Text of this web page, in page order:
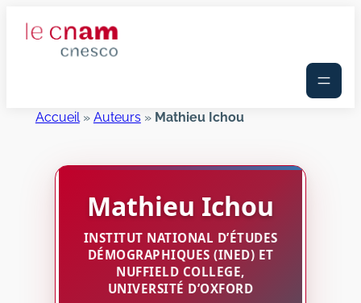
Accueil» Auteurs» Mathieu Ichou
Mathieu Ichou
INSTITUT NATIONAL D’ÉTUDES
DÉMOGRAPHIQUES (INED) ET
NUFFIELD COLLEGE,
UNIVERSITÉ D’OXFORD